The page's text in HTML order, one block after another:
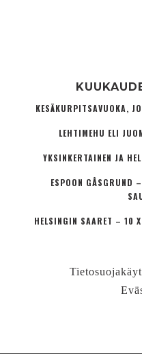
KESÄKURPITSAVUOKA,
LEHTIMEHU ELI
YKSINKERTAINEN JA
ESPOON GÅSGRUND
HELSINGIN SAARET – 10